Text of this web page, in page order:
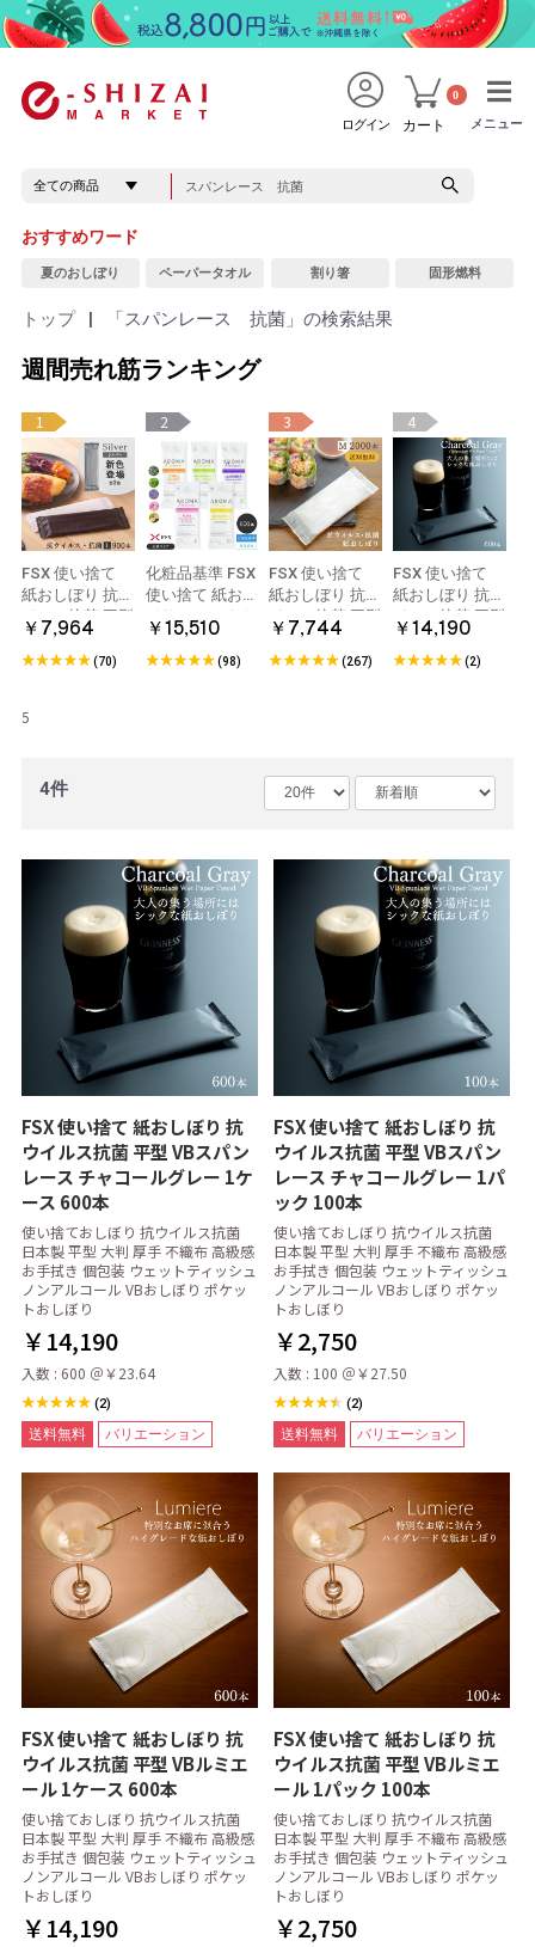
メニュー
メニュー
ログイン カート
0
おすすめワード
夏のおしぼり ペーパータオル 割り箸 固形燃料
トップ | 「スパンレース 抗菌」の検索結果
週間売れ筋ランキング
1
FSX 使い捨て
紙おしぼり 抗ウ
イルス抗菌 平型
SILKY シルキー
Lサイズ ホワイ
900本
￥7,964
(70)
2
化粧品基準 FSX
使い捨て 紙おし
ぼり アロマおし
ぼり アロマプレ
ミアム VB
￥15,510
(98)
3
FSX 使い捨て
紙おしぼり 抗ウ
イルス抗菌 平型
SILKY シルキー
Mサイズ 1ケー
￥7,744
(267)
4
FSX 使い捨て
紙おしぼり 抗ウ
イルス抗菌 平型
VBスパンレース
チャコールグレ
￥14,190
(2)
5
紙おしぼり 平型
グレー 1ケース
800本 日本製
￥12,320
(0)
4件
FSX 使い捨て 紙おしぼり 抗
ウイルス抗菌 平型 VBスパン
レース チャコールグレー 1ケ
ース 600本
使い捨ておしぼり 抗ウイルス抗菌
日本製 平型 大判 厚手 不織布 高級感
お手拭き 個包装 ウェットティッシュ
ノンアルコール VBおしぼり ポケッ
トおしぼり
￥14,190
入数 : 600 ＠￥23.64
(2)
送料無料 バリエーション
FSX 使い捨て 紙おしぼり 抗
ウイルス抗菌 平型 VBスパン
レース チャコールグレー 1パ
ック 100本
使い捨ておしぼり 抗ウイルス抗菌
日本製 平型 大判 厚手 不織布 高級感
お手拭き 個包装 ウェットティッシュ
ノンアルコール VBおしぼり ポケッ
トおしぼり
￥2,750
入数 : 100 ＠￥27.50
(2)
送料無料 バリエーション
FSX 使い捨て 紙おしぼり 抗
ウイルス抗菌 平型 VBルミエ
ール 1ケース 600本
使い捨ておしぼり 抗ウイルス抗菌
日本製 平型 大判 厚手 不織布 高級感
お手拭き 個包装 ウェットティッシュ
ノンアルコール VBおしぼり ポケッ
トおしぼり
￥14,190
FSX 使い捨て 紙おしぼり 抗
ウイルス抗菌 平型 VBルミエ
ール 1パック 100本
使い捨ておしぼり 抗ウイルス抗菌
日本製 平型 大判 厚手 不織布 高級感
お手拭き 個包装 ウェットティッシュ
ノンアルコール VBおしぼり ポケッ
トおしぼり
￥2,750